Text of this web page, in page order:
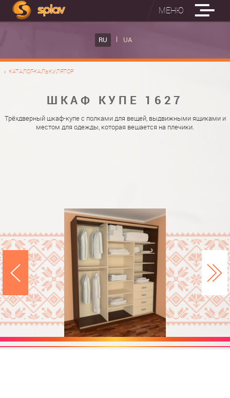
МЕНЮ
RU UA
КАТАЛОГ-КАЛЬКУЛЯТОР
ШКАФ КУПЕ 1627
Трёхдверный шкаф-купе с полками для вещей, выдвижными ящиками и
местом для одежды, которая вешается на плечики.
ВСТРОЕННЫЕ ГЛАДИЛЬНЫЕ ДОСКИ
НАСТЕННАЯ ГЛАДИЛЬНАЯ ДОСКА "РУСАЛКА"
ФОТО ШКАФОВ КУПЕ
МАТЕРИАЛЫ
ФУРНИТУРА
О НАС